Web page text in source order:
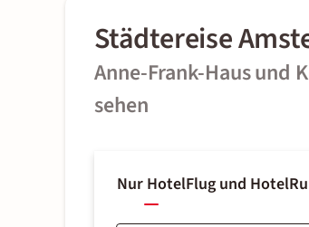
Städtereise
Anne-Frank-Haus und
sehen
Nur HotelFlug und Hotel